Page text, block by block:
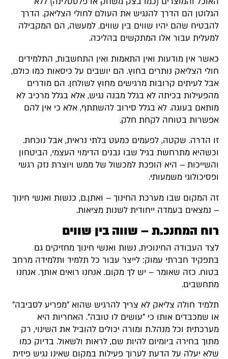
הגלוטן הם הדרך להנגיש את העולם לחולי הצליאק. הדרך
להבטיח שהם יהיו שווים בין שווים. למעשה, הם המקבילה
למעלית עבור אלו המתקשים בהליכה.
כאשר אין מודעות ואין התאמות ואין התחשבות, התלמידים
חולי הצליאק נותרים בחוץ. הם יושבים על כיסאות כמו כולם,
אבל לעיתים קרובות מרגישים מחוץ לשולחן. הם מודרים
מהפעילות בכיתה לא בגלל מבנה נגיש, אלא בגלל מרכיב לא
מותאם בעוגה. לא בגלל סירוב להשתתף, אלא כי אין להם
אפשרות בטוחה לקחת חלק.
זו הדרה. שקטה, לפעמים כמעט בלתי נראית, אבל נוכחת.
וכשהיא מתרחשת בגיל שבו נבנים הדימוי העצמי, הביטחון
והשייכות – היא הופכת למכשול של ממש ויוצרת נזק רגשי
ופסיכולוגי משמעותי.
זה המקום שבו מערכת החינוך – ואתן.ם, כנשות ואנשי חינוך
– נמצאים בעמדה ייחודית לשנות מציאות.
רוח המחנכ.ת – שווה בין שווים
לצד העבודה החינוכית, נשות ואנשי חינוך מחזיקים גם
בתפקיד חברתי עמוק: לייצר עבור כל תלמיד ותלמידה מרחב
בטוח. כזה שאומר – יש לך מקום. אנחנו רואים אותך. אנחנו
מתחשבים.
תלמיד חולה צליאק לא צריך להרגיש שהוא "מפריע לסביבה"
או שמכבדים אותו כי "עושים לו טובה". האחריות היא
מערכתית וכל מנהל.ת ומורה יכולים להוביל את השינוי, רק
מתוך בחירה ביומיום להיות שם, לראות ולשאול. בדיוק כמו
שלא יעלה על הדעת לערוך פעילות במקום שאינו נגיש פיזית